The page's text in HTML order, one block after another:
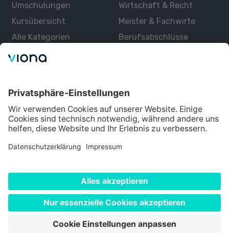
Umschulungen
Kursübersicht
Alle Kategorien
Wirtschaft & Recht
Meister & Fachwirte
Berufsabschlüsse
Über uns
Lernen mit Viona
Alle Partner
Partner werden
Impressum
Nutzungsbedingungen
Cookie Einstellungen
Viona. Alle Rechte vorbehalten